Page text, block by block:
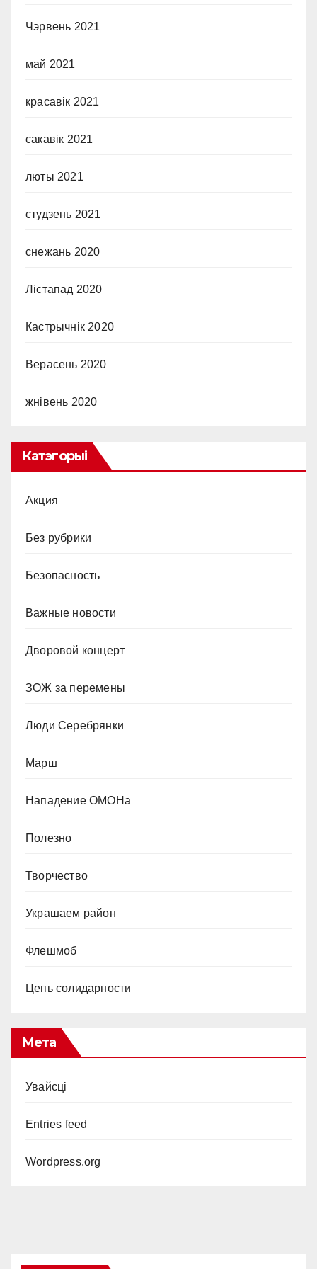
Чэрвень 2021
май 2021
красавік 2021
сакавік 2021
люты 2021
студзень 2021
снежань 2020
Лістапад 2020
Кастрычнік 2020
Верасень 2020
жнівень 2020
Катэгорыі
Акция
Без рубрики
Безопасность
Важные новости
Дворовой концерт
ЗОЖ за перемены
Люди Серебрянки
Марш
Нападение ОМОНа
Полезно
Творчество
Украшаем район
Флешмоб
Цепь солидарности
Мета
Увайсці
Entries feed
Wordpress.org